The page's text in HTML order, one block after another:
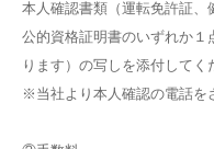
本人確認書類（運転免許証、
公的資格証明書のいずれか１
ります）の写しを添付してく
※当社より本人確認の電話を